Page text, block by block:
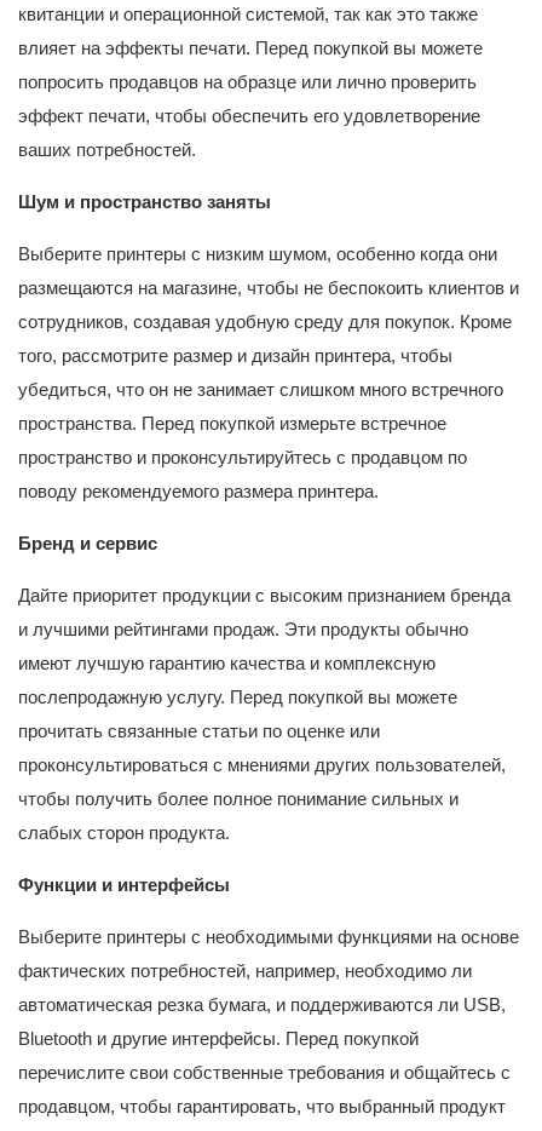
квитанции и операционной системой, так как это также
влияет на эффекты печати. Перед покупкой вы можете
попросить продавцов на образце или лично проверить
эффект печати, чтобы обеспечить его удовлетворение
ваших потребностей.
Шум и пространство заняты
Выберите принтеры с низким шумом, особенно когда они
размещаются на магазине, чтобы не беспокоить клиентов и
сотрудников, создавая удобную среду для покупок. Кроме
того, рассмотрите размер и дизайн принтера, чтобы
убедиться, что он не занимает слишком много встречного
пространства. Перед покупкой измерьте встречное
пространство и проконсультируйтесь с продавцом по
поводу рекомендуемого размера принтера.
Бренд и сервис
Дайте приоритет продукции с высоким признанием бренда
и лучшими рейтингами продаж. Эти продукты обычно
имеют лучшую гарантию качества и комплексную
послепродажную услугу. Перед покупкой вы можете
прочитать связанные статьи по оценке или
проконсультироваться с мнениями других пользователей,
чтобы получить более полное понимание сильных и
слабых сторон продукта.
Функции и интерфейсы
Выберите принтеры с необходимыми функциями на основе
фактических потребностей, например, необходимо ли
автоматическая резка бумага, и поддерживаются ли USB,
Bluetooth и другие интерфейсы. Перед покупкой
перечислите свои собственные требования и общайтесь с
продавцом, чтобы гарантировать, что выбранный продукт